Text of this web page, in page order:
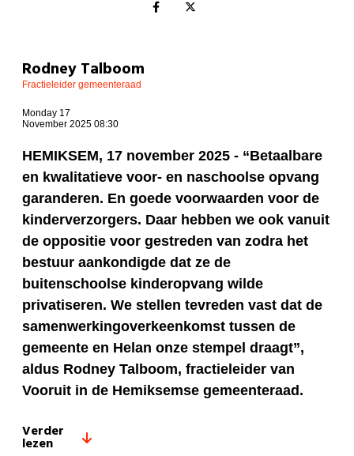
Rodney Talboom
Fractieleider gemeenteraad
Monday 17
November 2025 08:30
HEMIKSEM, 17 november 2025 - “Betaalbare
en kwalitatieve voor- en naschoolse opvang
garanderen. En goede voorwaarden voor de
kinderverzorgers. Daar hebben we ook vanuit
de oppositie voor gestreden van zodra het
bestuur aankondigde dat ze de
buitenschoolse kinderopvang wilde
privatiseren. We stellen tevreden vast dat de
samenwerkingoverkeenkomst tussen de
gemeente en Helan onze stempel draagt”,
aldus Rodney Talboom, fractieleider van
Vooruit in de Hemiksemse gemeenteraad.
Verder
lezen